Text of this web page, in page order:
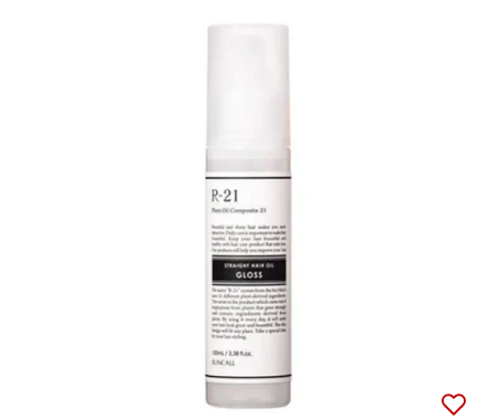
ディア 0 をモーダルで開く